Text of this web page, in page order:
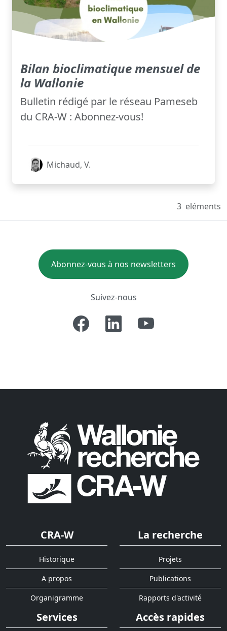
Bilan bioclimatique mensuel de
la Wallonie
Bulletin rédigé par le réseau Pameseb
du CRA-W : Abonnez-vous!
Michaud, V.
3 eléments
Abonnez-vous à nos newsletters
Suivez-nous
CRA-W
Historique
A propos
Organigramme
La recherche
Projets
Publications
Rapports d'activité
Services Accès rapides